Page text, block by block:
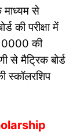
से
की परीक्षा में
की
से मैट्रिक बोर्ड
स्कॉलरशिप